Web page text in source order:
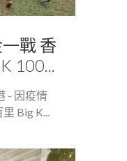
戰 香
100...
- 因疫情
Big K...